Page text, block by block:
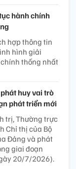
hành chính
hợp thông tin
hình giải
thống nhất
huy vai trò
phát triển mới
trị, Thường trực
Chỉ thị của Bộ
Đảng và phát
giai đoạn
20/7/2026).